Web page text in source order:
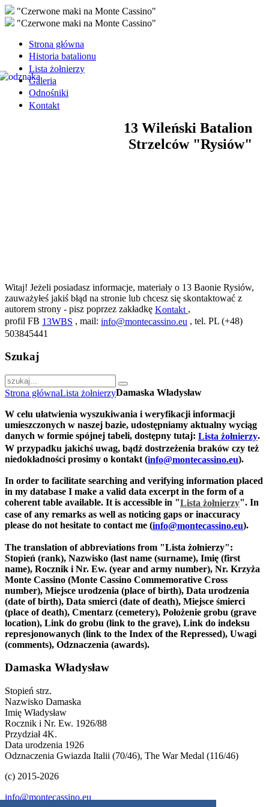
"Czerwone maki na Monte Cassino"
"Czerwone maki na Monte Cassino"
Strona główna
Historia batalionu
Lista żołnierzy
Galeria
Odnośniki
Kontakt
13 Wileński Batalion
Strzelców "Rysiów"
Witaj! Jeżeli posiadasz informacje, materiały o 13 Baonie Rysiów,
zauważyłeś jakiś błąd na stronie lub chcesz się skontaktować z
autorem strony - pisz poprzez zakładkę Kontakt ,
profil FB 13WBS , mail: info@montecassino.eu , tel. PL (+48)
503845441
Szukaj
Strona głównaLista żołnierzyDamaska Władysław
W celu ułatwienia wyszukiwania i weryfikacji informacji
umieszczonych w naszej bazie, udostępniamy aktualny wyciąg
danych w formie spójnej tabeli, dostępny tutaj: Lista żołnierzy.
W przypadku jakichś uwag, bądź dostrzeżenia braków czy też
niedokładności prosimy o kontakt (info@montecassino.eu).
In order to facilitate searching and verifying information placed
in my database I make a valid data excerpt in the form of a
coherent table available. It is accessible in "Lista żołnierzy". In
case of any remarks as well as noticing gaps or inaccuracy
please do not hesitate to contact me (info@montecassino.eu).
The translation of abbreviations from "Lista żołnierzy":
Stopień (rank), Nazwisko (last name (surname), Imię (first
name), Rocznik i Nr. Ew. (year and army number), Nr. Krzyża
Monte Cassino (Monte Cassino Commemorative Cross
number), Miejsce urodzenia (place of birth), Data urodzenia
(date of birth), Data smierci (date of death), Miejsce śmierci
(place of death), Cmentarz (cemetery), Położenie grobu (grave
location), Link do grobu (link to the grave), Link do indeksu
represjonowanych (link to the Index of the Repressed), Uwagi
(comments), Odznaczenia (awards).
Damaska Władysław
Stopień strz.
Nazwisko Damaska
Imię Władysław
Rocznik i Nr. Ew. 1926/88
Przydział 4K.
Data urodzenia 1926
Odznaczenia Gwiazda Italii (70/46), The War Medal (116/46)
(c) 2015-2026
info@montecassino.eu